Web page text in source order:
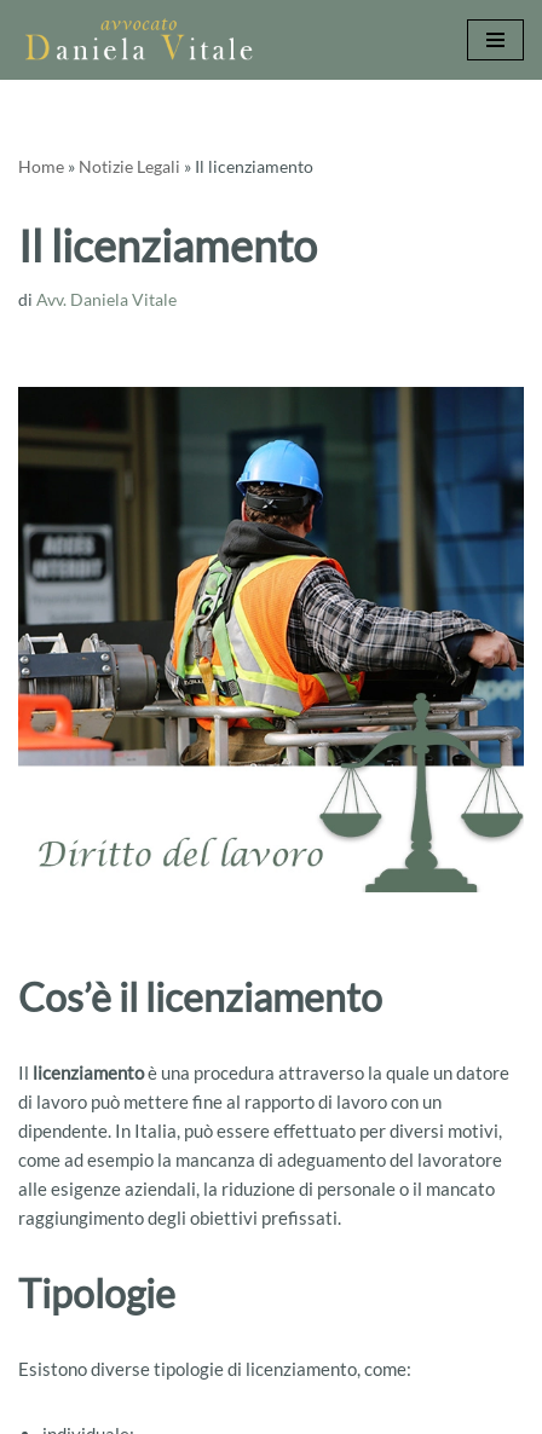
Vai
Home » Notizie Legali » Il licenziamento
Il licenziamento
di Avv. Daniela Vitale
Cos’è il licenziamento
Il licenziamentoè una procedura attraverso la quale un datore
di lavoro può mettere fine al rapporto di lavoro con un
dipendente. In Italia, può essere effettuato per diversi motivi,
come ad esempio la mancanza di adeguamento del lavoratore
alle esigenze aziendali, la riduzione di personale o il mancato
raggiungimento degli obiettivi prefissati.
Tipologie
Esistono diverse tipologie di licenziamento, come: